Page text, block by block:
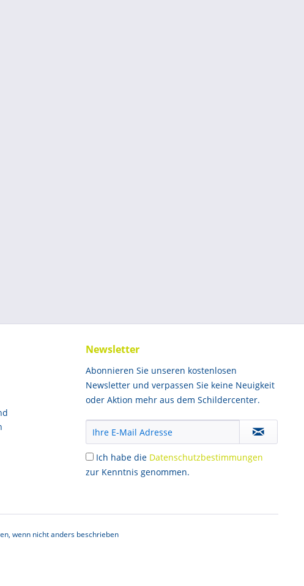
Newsletter
Abonnieren Sie unseren kostenlosen
Newsletter und verpassen Sie keine Neuigkeit
oder Aktion mehr aus dem Schildercenter.
Ich habe die Datenschutzbestimmungen
zur Kenntnis genommen.
wenn nicht anders beschrieben